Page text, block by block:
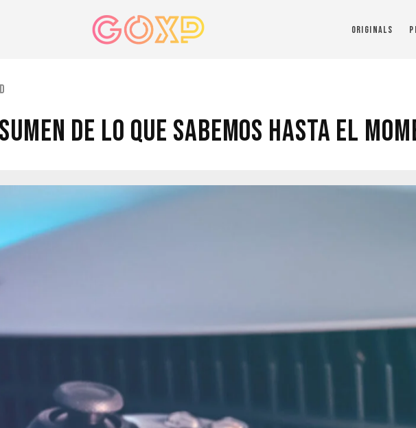
Originals
de lo que Sabemos hasta el